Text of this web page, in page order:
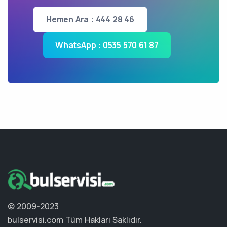
Hemen Ara : 444 28 46
WhatsApp : 0535 570 61 87
© 2009-2023
bulservisi.com Tüm Hakları Saklıdır.